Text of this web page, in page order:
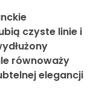
czyste linie i
równoważy
elegancji